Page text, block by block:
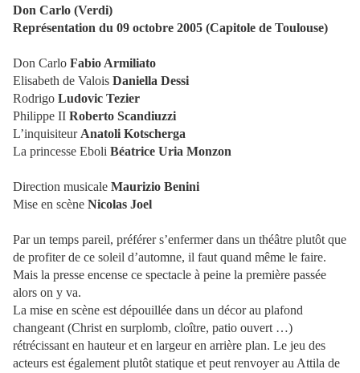
Don Carlo (Verdi)
Représentation du 09 octobre 2005 (Capitole de Toulouse)
Don Carlo Fabio Armiliato
Elisabeth de Valois Daniella Dessi
Rodrigo Ludovic Tezier
Philippe II Roberto Scandiuzzi
L’inquisiteur Anatoli Kotscherga
La princesse Eboli Béatrice Uria Monzon
Direction musicale Maurizio Benini
Mise en scène Nicolas Joel
Par un temps pareil, préférer s’enfermer dans un théâtre plutôt que
de profiter de ce soleil d’automne, il faut quand même le faire.
Mais la presse encense ce spectacle à peine la première passée
alors on y va.
La mise en scène est dépouillée dans un décor au plafond
changeant (Christ en surplomb, cloître, patio ouvert …)
rétrécissant en hauteur et en largeur en arrière plan. Le jeu des
acteurs est également plutôt statique et peut renvoyer au Attila de